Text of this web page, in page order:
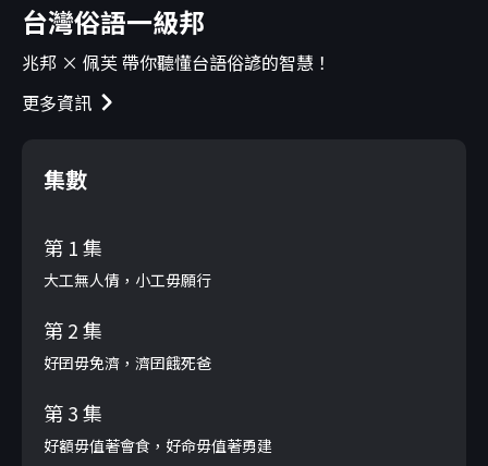
台灣俗語一級邦
兆邦 × 佩芙 帶你聽懂台語俗諺的智慧！
更多資訊
集數
第 1 集
大工無人倩，小工毋願行
第 2 集
好囝毋免濟，濟囝餓死爸
第 3 集
好額毋值著會食，好命毋值著勇建